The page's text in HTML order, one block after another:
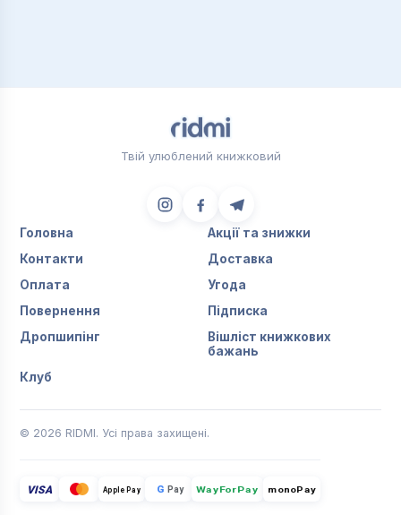
Твій улюблений книжковий
Головна
Акції та знижки
Контакти
Доставка
Оплата
Угода
Повернення
Підписка
Дропшипінг
Вішліст книжкових
бажань
Клуб
© 2026 RIDMI. Усі права захищені.
VISA Apple Pay G Pay WayForPay monoPay